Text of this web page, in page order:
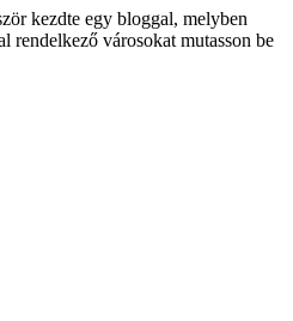
kezdte egy bloggal, melyben
rendelkező városokat mutasson be